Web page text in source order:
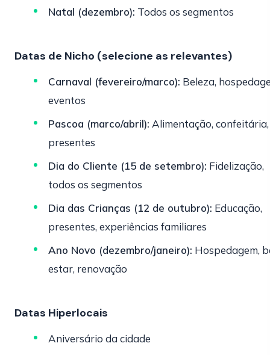
Natal (dezembro): Todos os segmentos
Datas de Nicho (selecione as relevantes)
Carnaval (fevereiro/marco): Beleza,
eventos
Pascoa (marco/abril): Alimentação, confeitária,
presentes
Dia do Cliente (15 de setembro): Fidelização,
todos os segmentos
Dia das Crianças (12 de outubro): Educação,
presentes, experiências familiares
Ano Novo (dezembro/janeiro): Hospedagem,
estar, renovação
Datas Hiperlocais
Aniversário da cidade